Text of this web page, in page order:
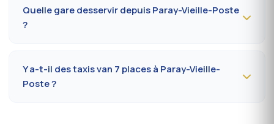
prise en charge à Paray-Vieille-Poste. Confirmation SMS
le soir même, chauffeur présent 5 minutes avant l'heure
Quelle gare desservir depuis Paray-Vieille-Poste
?
. Depuis Paray-Vieille-Poste, comptez en
moyenne 22 à 32 minutes selon l'axe emprunté. Accès
direct possible aussi vers Massy TGV pour les liaisons
Y a-t-il des taxis van 7 places à Paray-Vieille-
Poste ?